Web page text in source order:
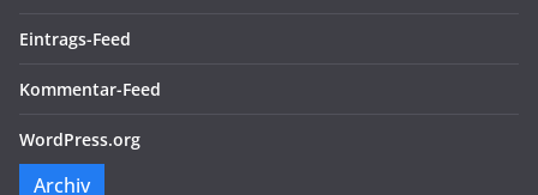
Eintrags-Feed
Kommentar-Feed
WordPress.org
Archiv